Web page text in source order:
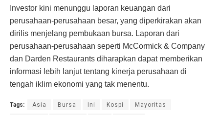
Investor kini menunggu laporan keuangan dari
perusahaan-perusahaan besar, yang diperkirakan akan
dirilis menjelang pembukaan bursa. Laporan dari
perusahaan-perusahaan seperti McCormick & Company
dan Darden Restaurants diharapkan dapat memberikan
informasi lebih lanjut tentang kinerja perusahaan di
tengah iklim ekonomi yang tak menentu.
Tags: Asia Bursa Ini Kospi Mayoritas